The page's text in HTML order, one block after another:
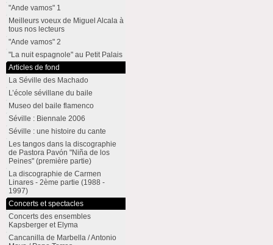
"Ande vamos" 1
Meilleurs voeux de Miguel Alcala à
tous nos lecteurs
"Ande vamos" 2
"La nuit espagnole" au Petit Palais
Articles de fond
La Séville des Machado
L’école sévillane du baile
Museo del baile flamenco
Séville : Biennale 2006
Séville : une histoire du cante
Les tangos dans la discographie
de Pastora Pavón "Niña de los
Peines" (première partie)
La discographie de Carmen
Linares - 2ème partie (1988 -
1997)
Concerts et spectacles
Concerts des ensembles
Kapsberger et Elyma
Cancanilla de Marbella / Antonio